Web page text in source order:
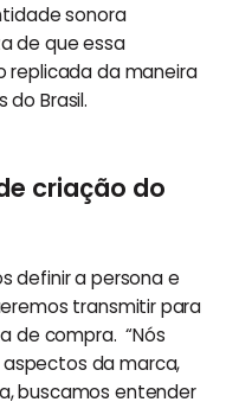
sonora
de que essa
replicada da maneira
Brasil.
criação do
definir a persona e
transmitir para
de compra. “Nós
da marca,
buscamos entender